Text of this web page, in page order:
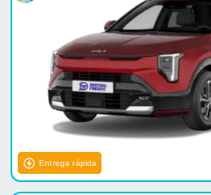
Entrega rápida